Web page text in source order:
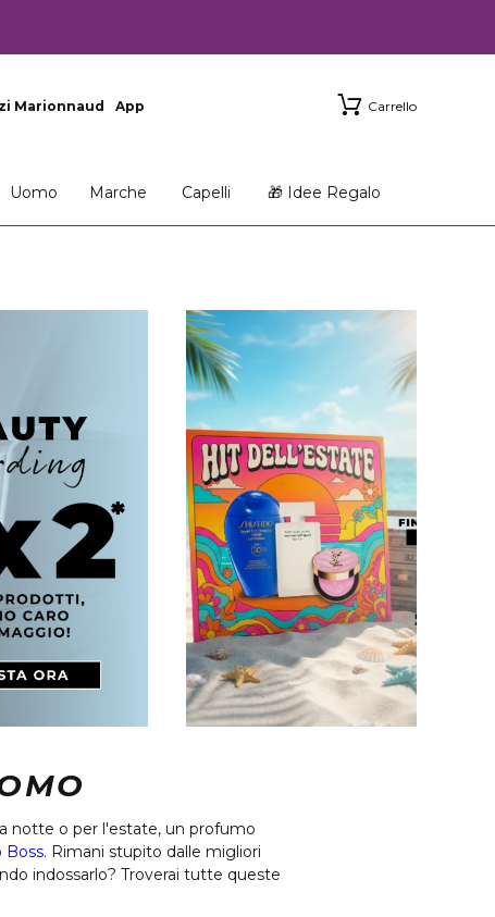
Marionnaud App Carrello
Uomo Marche Capelli 🎁 Idee Regalo
notte o per l'estate, un profumo
Boss. Rimani stupito dalle migliori
indossarlo? Troverai tutte queste